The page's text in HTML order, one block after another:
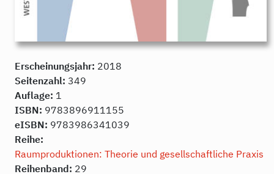
Erscheinungsjahr: 2018
Seitenzahl: 349
Auflage: 1
ISBN: 9783896911155
eISBN: 9783986341039
Reihe:
Raumproduktionen: Theorie und gesellschaftliche Praxis
Reihenband: 29